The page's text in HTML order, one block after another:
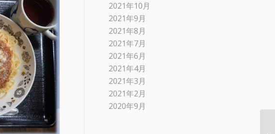
2021年10月
2021年9月
2021年8月
2021年7月
2021年6月
2021年4月
2021年3月
2021年2月
2020年9月